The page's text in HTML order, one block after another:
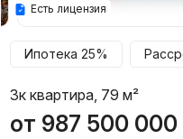
Есть лицензия
Ипотека 25%
3к квартира, 79 м²
от 987 500 000